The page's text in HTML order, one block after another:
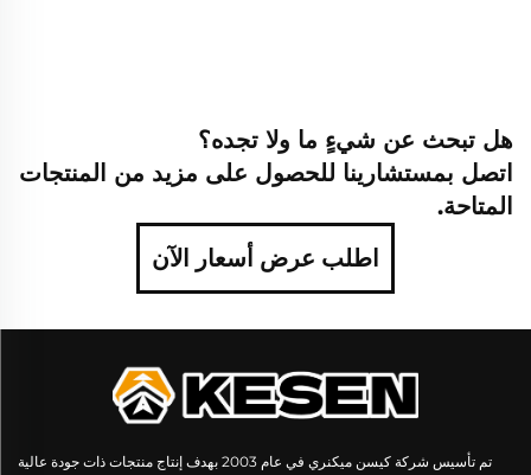
هل تبحث عن شيءٍ ما ولا تجده؟
اتصل بمستشارينا للحصول على مزيد من المنتجات
المتاحة.
اطلب عرض أسعار الآن
تم تأسيس شركة كيسن ميكنري في عام 2003 بهدف إنتاج منتجات ذات جودة عالية